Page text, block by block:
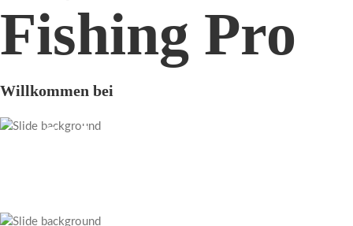
Fishing Pro
Willkommen bei
erfolgreich angeln